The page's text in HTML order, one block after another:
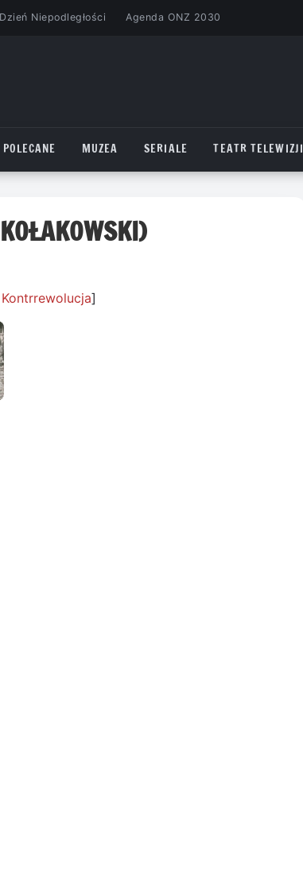
Dzień Niepodległości Agenda ONZ 2030
MUZEA SERIALE TEATR TELEWIZJI
Kontrrewolucja]